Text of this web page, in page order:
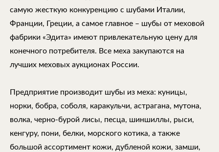
самую жесткую конкуренцию с шубами Италии,
Франции, Греции, а самое главное – шубы от меховой
фабрики «Эдита» имеют привлекательную цену для
конечного потребителя. Все меха закупаются на
лучших меховых аукционах России.
Предприятие производит шубы из меха: куницы,
норки, бобра, соболя, каракульчи, астрагана, мутона,
волка, черно-бурой лисы, песца, шиншиллы, рыси,
кенгуру, пони, белки, морского котика, а также
большой ассортимент кожи, дубленой кожи, замши,